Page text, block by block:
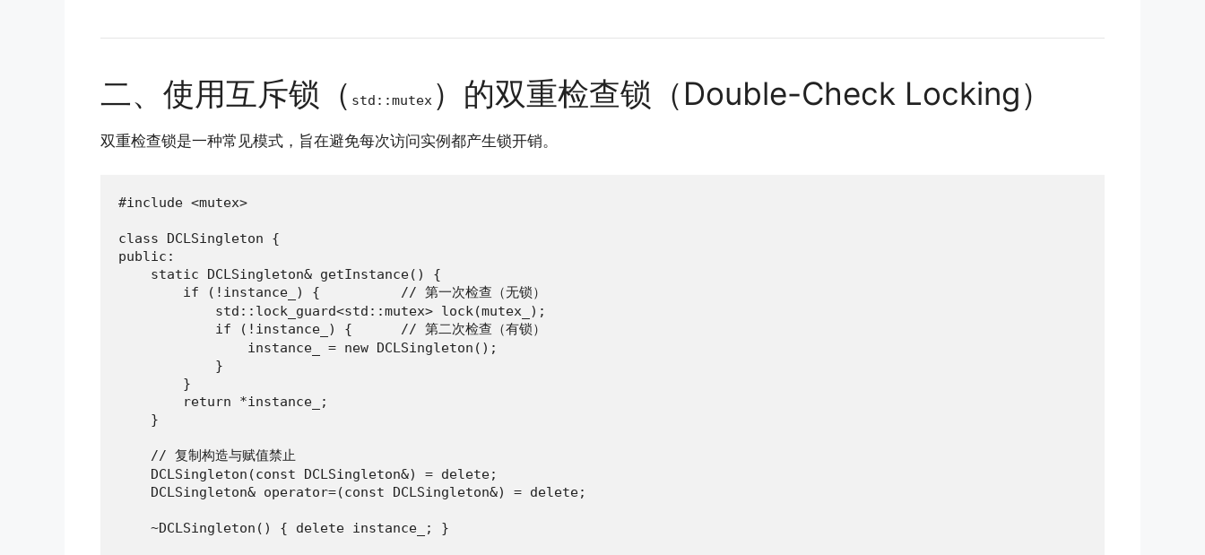
二、使用互斥锁（ std::mutex ）的双重检查锁（Double-Check Locking）
双重检查锁是一种常见模式，旨在避免每次访问实例都产生锁开销。
#include <mutex>
class DCLSingleton {
public:
    static DCLSingleton& getInstance() {
        if (!instance_) {          // 第一次检查（无锁）
            std::lock_guard<std::mutex> lock(mutex_);
            if (!instance_) {      // 第二次检查（有锁）
                instance_ = new DCLSingleton();
            }
        }
        return *instance_;
    }
    // 复制构造与赋值禁止
    DCLSingleton(const DCLSingleton&) = delete;
    DCLSingleton& operator=(const DCLSingleton&) = delete;
    ~DCLSingleton() { delete instance_; }